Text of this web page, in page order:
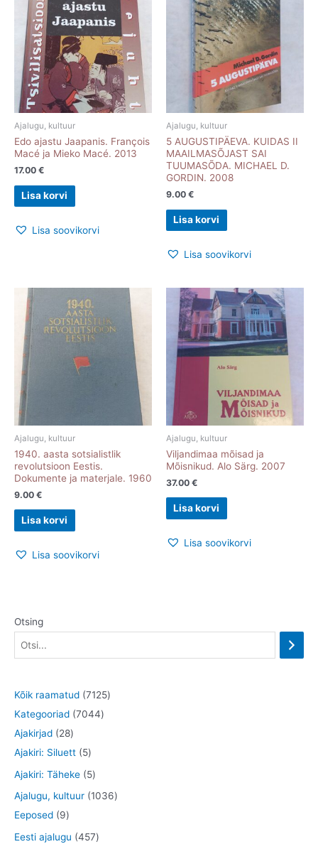
Ajalugu, kultuur
Edo ajastu Jaapanis. François
Macé ja Mieko Macé. 2013
17.00 €
Lisa korvi
Lisa soovikorvi
Ajalugu, kultuur
5 AUGUSTIPÄEVA. KUIDAS II
MAAILMASÕJAST SAI
TUUMASÕDA. MICHAEL D.
GORDIN. 2008
9.00 €
Lisa korvi
Lisa soovikorvi
Ajalugu, kultuur
1940. aasta sotsialistlik
revolutsioon Eestis.
Dokumente ja materjale. 1960
9.00 €
Lisa korvi
Lisa soovikorvi
Ajalugu, kultuur
Viljandimaa mõisad ja
Mõisnikud. Alo Särg. 2007
37.00 €
Lisa korvi
Lisa soovikorvi
Otsing
Kõik raamatud 71257
o
Kategooriad 70447
t
Ajakirjad 282
8
t
Ajakiri: Siluett 55
t
o
Ajakiri: Täheke 55
t
o
Ajalugu, kultuur 10361
Eeposed 99
t
Eesti ajalugu 4574